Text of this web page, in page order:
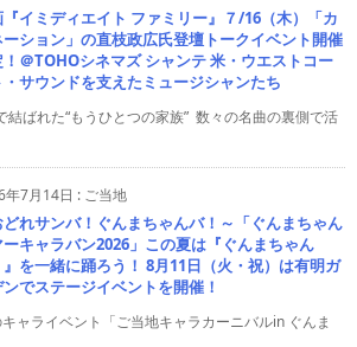
イミディエイト ファミリー』７/16（木）「カ
ーション」の直枝政広氏登壇トークイベント開催
＠TOHOシネマズ シャンテ 米・ウエストコー
・サウンドを支えたミュージシャンたち
結ばれた“もうひとつの家族” 数々の名曲の裏側で活
年7月14日 : ご当地
どれサンバ！ぐんまちゃんバ！～「ぐんまちゃん
キャラバン2026」この夏は『ぐんまちゃん
を一緒に踊ろう！ 8月11日（火・祝）は有明ガ
ンでステージイベントを開催！
ャライベント「ご当地キャラカーニバルin ぐんま